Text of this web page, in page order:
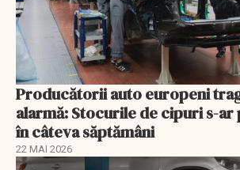
Producătorii auto europeni
alarmă: Stocurile de cipuri s-ar
în câteva săptămâni
22 MAI 2026